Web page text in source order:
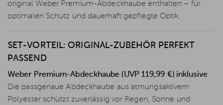
original Weber Premium-Abdeckhaube enthalten – für
optimalen Schutz und dauerhaft gepflegte Optik.
SET-VORTEIL: ORIGINAL-ZUBEHÖR PERFEKT
PASSEND
Weber Premium-Abdeckhaube (UVP 119,99 €) inklusive
Die passgenaue Abdeckhaube aus atmungsaktivem
Polyester schützt zuverlässig vor Regen, Sonne und